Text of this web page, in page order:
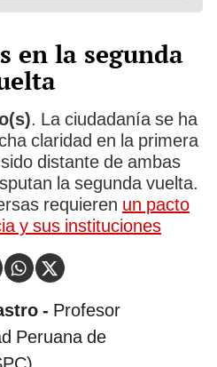
en la segunda
. La ciudadanía se ha
claridad en la primera
distante de ambas
la segunda vuelta.
requieren un pacto
y sus instituciones
- Profesor
Peruana de